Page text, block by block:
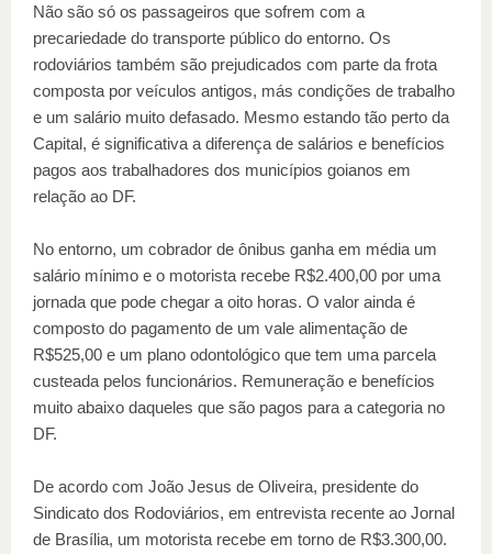
Não são só os passageiros que sofrem com a
precariedade do transporte público do entorno. Os
rodoviários também são prejudicados com parte da frota
composta por veículos antigos, más condições de trabalho
e um salário muito defasado. Mesmo estando tão perto da
Capital, é significativa a diferença de salários e benefícios
pagos aos trabalhadores dos municípios goianos em
relação ao DF.
No entorno, um cobrador de ônibus ganha em média um
salário mínimo e o motorista recebe R$2.400,00 por uma
jornada que pode chegar a oito horas. O valor ainda é
composto do pagamento de um vale alimentação de
R$525,00 e um plano odontológico que tem uma parcela
custeada pelos funcionários. Remuneração e benefícios
muito abaixo daqueles que são pagos para a categoria no
DF.
De acordo com João Jesus de Oliveira, presidente do
Sindicato dos Rodoviários, em entrevista recente ao Jornal
de Brasília, um motorista recebe em torno de R$3.300,00.